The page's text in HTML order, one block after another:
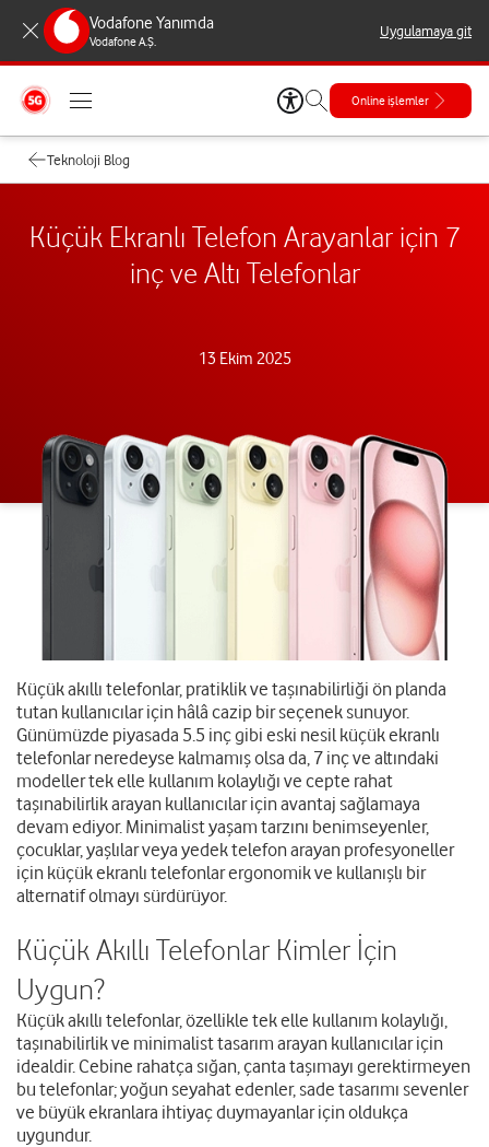
Vodafone Yanımda
Vodafone A.Ş.
Uygulamaya git
Online işlemler
Teknoloji Blog
Küçük Ekranlı Telefon Arayanlar için 7
inç ve Altı Telefonlar
13 Ekim 2025
Küçük akıllı telefonlar, pratiklik ve taşınabilirliği ön planda
tutan kullanıcılar için hâlâ cazip bir seçenek sunuyor.
Günümüzde piyasada 5.5 inç gibi eski nesil küçük ekranlı
telefonlar neredeyse kalmamış olsa da, 7 inç ve altındaki
modeller tek elle kullanım kolaylığı ve cepte rahat
taşınabilirlik arayan kullanıcılar için avantaj sağlamaya
devam ediyor. Minimalist yaşam tarzını benimseyenler,
çocuklar, yaşlılar veya yedek telefon arayan profesyoneller
için küçük ekranlı telefonlar ergonomik ve kullanışlı bir
alternatif olmayı sürdürüyor.
Küçük Akıllı Telefonlar Kimler İçin
Uygun?
Küçük akıllı telefonlar, özellikle tek elle kullanım kolaylığı,
taşınabilirlik ve minimalist tasarım arayan kullanıcılar için
idealdir. Cebine rahatça sığan, çanta taşımayı gerektirmeyen
bu telefonlar; yoğun seyahat edenler, sade tasarımı sevenler
ve büyük ekranlara ihtiyaç duymayanlar için oldukça
uygundur.